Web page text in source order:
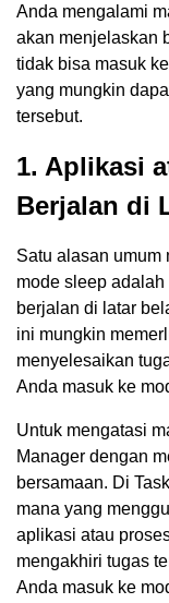
Anda mengalami
akan menjelaskan
tidak bisa masuk
yang mungkin
tersebut.
1. Aplikasi
Berjalan di
Satu alasan umum
mode sleep
berjalan di latar
ini mungkin
menyelesaikan
Anda masuk ke
Untuk mengatasi
Manager dengan
bersamaan. Di
mana yang
aplikasi atau
mengakhiri tugas
Anda masuk ke